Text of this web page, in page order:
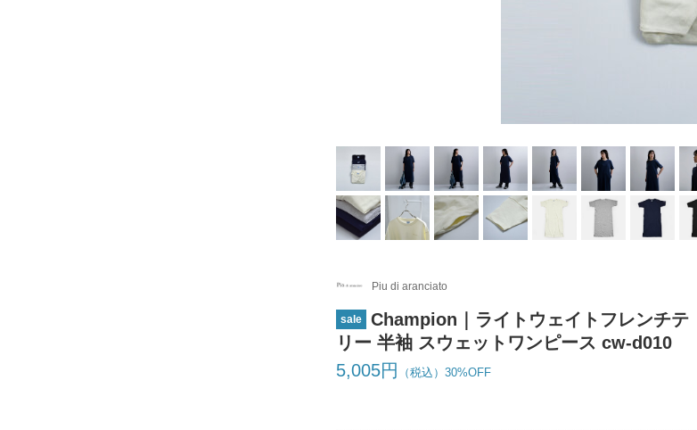
Piu di aranciato
sale
Champion｜ライトウェイトフレンチテ
リー 半袖 スウェットワンピース cw-d010
5,005円
30%OFF